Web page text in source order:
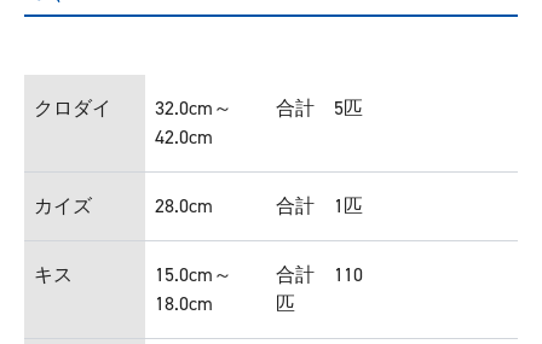
クロダイ
32.0cm～
42.0cm
合計 5匹
カイズ 28.0cm 合計 1匹
キス
15.0cm～
18.0cm
合計 110
匹